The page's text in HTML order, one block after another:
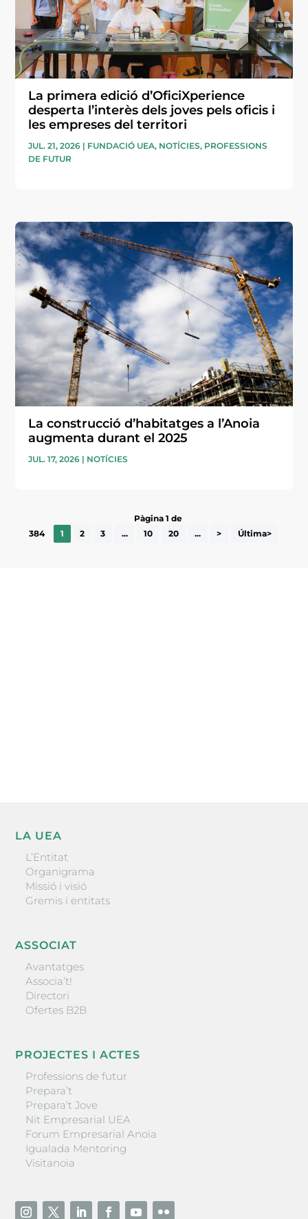
La primera edició d’OficiXperience
desperta l’interès dels joves pels oficis i
les empreses del territori
JUL. 21, 2026 | FUNDACIÓ UEA, NOTÍCIES, PROFESSIONS
DE FUTUR
La construcció d’habitatges a l’Anoia
augmenta durant el 2025
JUL. 17, 2026 | NOTÍCIES
Pàgina 1 de
384
1 2 3 ... 10 20 ... > Última>
LA UEA
L’Entitat
Organigrama
Missió i visió
Gremis i entitats
ASSOCIAT
Avantatges
Associa’t!
Directori
Ofertes B2B
PROJECTES I ACTES
Professions de futur
Prepara’t
Prepara’t Jove
Nit Empresarial UEA
Forum Empresarial Anoia
Igualada Mentoring
Visitanoia